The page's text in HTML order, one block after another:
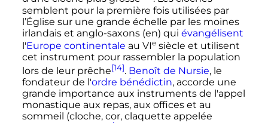
semblent pour la première fois utilisées par
l’Église sur une grande échelle par les moines
irlandais et anglo-saxons (en) qui évangélisent
l'Europe continentale au VIe siècle et utilisent
cet instrument pour rassembler la population
lors de leur prêche[14]. Benoît de Nursie, le
fondateur de l'ordre bénédictin, accorde une
grande importance aux instruments de l'appel
monastique aux repas, aux offices et au
sommeil (cloche, cor, claquette appelée